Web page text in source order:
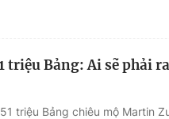
triệu Bảng: Ai sẽ phải
triệu Bảng chiêu mộ Martin